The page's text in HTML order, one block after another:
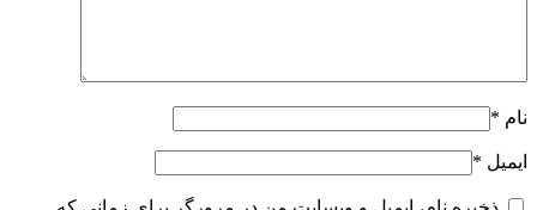
نام *
ایمیل *